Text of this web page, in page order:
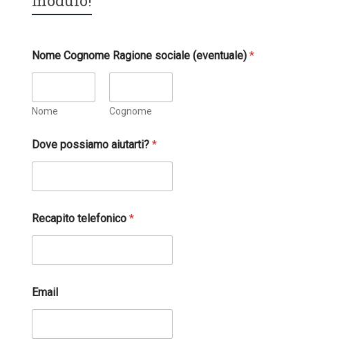
Nome Cognome Ragione sociale (eventuale)*
Nome Cognome
Dove possiamo aiutarti?*
Recapito telefonico*
Email